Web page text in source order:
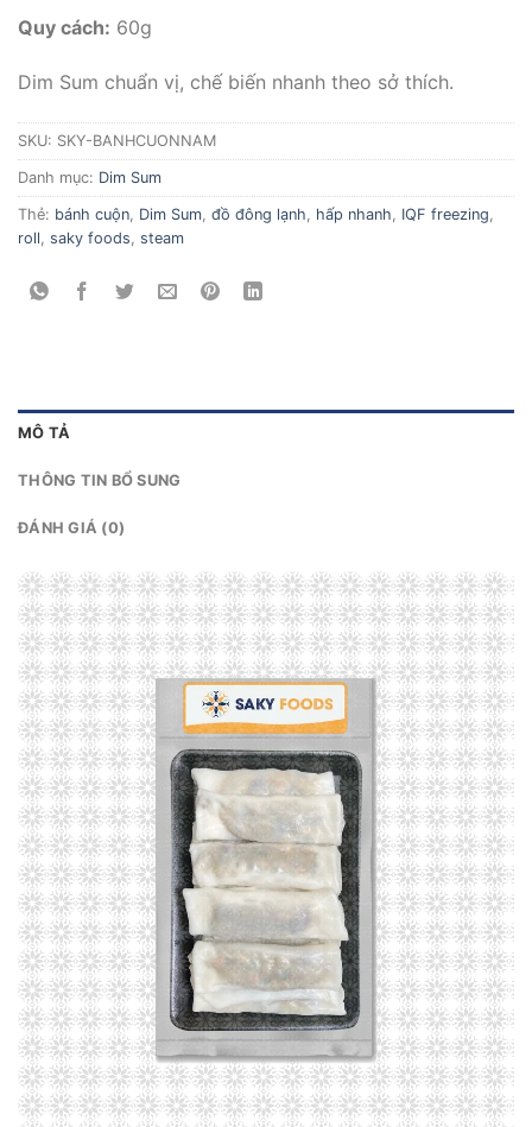
Quy cách: 60g
Dim Sum chuẩn vị, chế biến nhanh theo sở thích.
SKU: SKY-BANHCUONNAM
Danh mục: Dim Sum
Thẻ: bánh cuộn Dim Sum đồ đông lạnh hấp nhanh IQF freezing
roll saky foods steam
MÔ TẢ
THÔNG TIN BỔ SUNG
ĐÁNH GIÁ (0)